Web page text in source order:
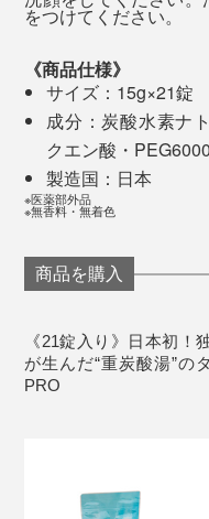
それでもお湯の中で
ツルとした感触を感
お風呂上がりは、熱い
心地よい暖かさが続
す。
なんといっても、寝つ
をつけてください。
《商品仕様》
サイズ：15g×21錠
成分：炭酸水素ナ
クエン酸・
製造国：日本
※医薬部外品
※無香料・無着色
商品を購入
《21錠入り》日本初！
が生んだ“重炭酸湯”の
PRO